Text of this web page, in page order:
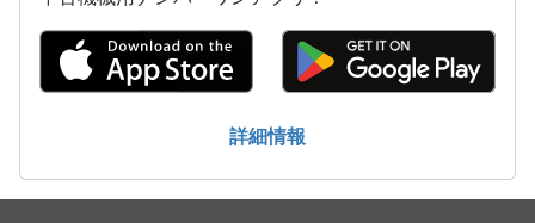
Claas Axion 840 Cmatic
Claas Axion 850 Cebis
Claas Celtis 446 Rx
詳細情報